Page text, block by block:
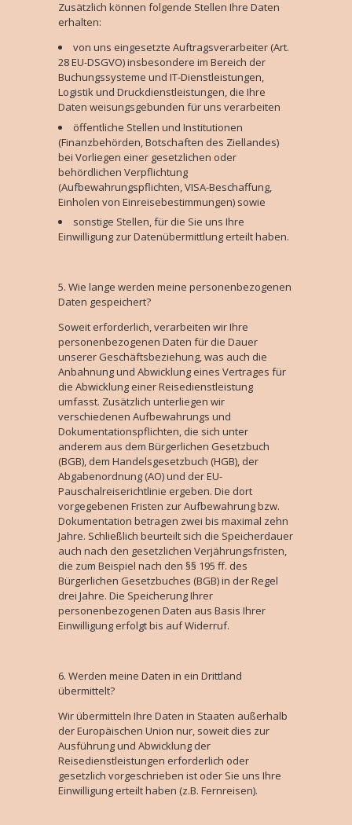
Zusätzlich können folgende Stellen Ihre Daten
erhalten:
von uns eingesetzte Auftragsverarbeiter (Art.
28 EU-DSGVO) insbesondere im Bereich der
Buchungssysteme und IT-Dienstleistungen,
Logistik und Druckdienstleistungen, die Ihre
Daten weisungsgebunden für uns verarbeiten
öffentliche Stellen und Institutionen
(Finanzbehörden, Botschaften des Ziellandes)
bei Vorliegen einer gesetzlichen oder
behördlichen Verpflichtung
(Aufbewahrungspflichten, VISA-Beschaffung,
Einholen von Einreisebestimmungen) sowie
sonstige Stellen, für die Sie uns Ihre
Einwilligung zur Datenübermittlung erteilt haben.
Wie lange werden meine personenbezogenen
Daten gespeichert?
Soweit erforderlich, verarbeiten wir Ihre
personenbezogenen Daten für die Dauer
unserer Geschäftsbeziehung, was auch die
Anbahnung und Abwicklung eines Vertrages für
die Abwicklung einer Reisedienstleistung
umfasst. Zusätzlich unterliegen wir
verschiedenen Aufbewahrungs und
Dokumentationspflichten, die sich unter
anderem aus dem Bürgerlichen Gesetzbuch
(BGB), dem Handelsgesetzbuch (HGB), der
Abgabenordnung (AO) und der EU-
Pauschalreiserichtlinie ergeben. Die dort
vorgegebenen Fristen zur Aufbewahrung bzw.
Dokumentation betragen zwei bis maximal zehn
Jahre. Schließlich beurteilt sich die Speicherdauer
auch nach den gesetzlichen Verjährungsfristen,
die zum Beispiel nach den §§ 195 ff. des
Bürgerlichen Gesetzbuches (BGB) in der Regel
drei Jahre. Die Speicherung Ihrer
personenbezogenen Daten aus Basis Ihrer
Einwilligung erfolgt bis auf Widerruf.
Werden meine Daten in ein Drittland
übermittelt?
Wir übermitteln Ihre Daten in Staaten außerhalb
der Europäischen Union nur, soweit dies zur
Ausführung und Abwicklung der
Reisedienstleistungen erforderlich oder
gesetzlich vorgeschrieben ist oder Sie uns Ihre
Einwilligung erteilt haben (z.B. Fernreisen).